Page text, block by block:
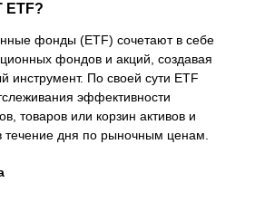
фонды (ETF) сочетают в себе
фондов и акций, создавая
инструмент. По своей сути ETF
эффективности
товаров или корзин активов и
течение дня по рыночным ценам.